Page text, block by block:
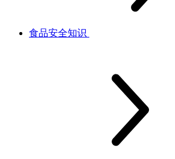
食品安全知识